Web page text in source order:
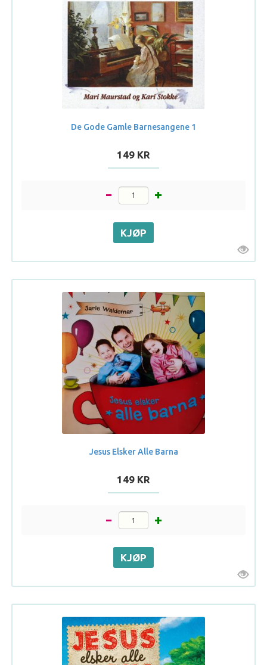
De Gode Gamle Barnesangene 1
149 KR
Jesus Elsker Alle Barna
149 KR